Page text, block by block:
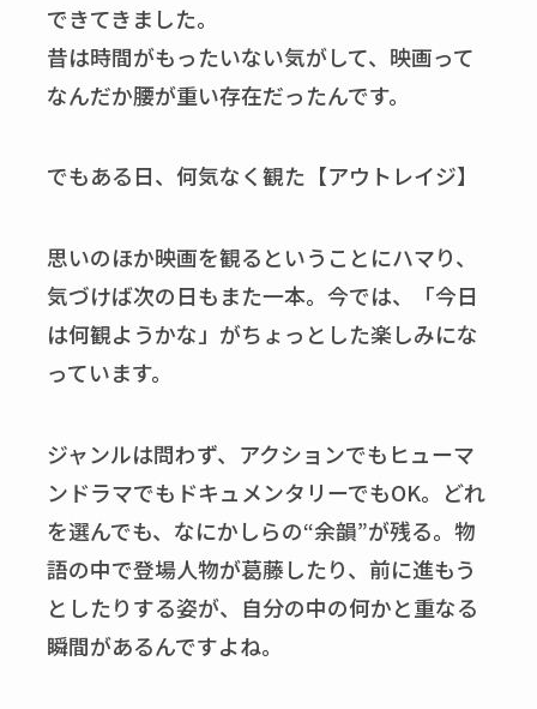
できてきました。
昔は時間がもったいない気がして、映画って
なんだか腰が重い存在だったんです。
でもある日、何気なく観た【アウトレイジ】
思いのほか映画を観るということにハマり、
気づけば次の日もまた一本。今では、「今日
は何観ようかな」がちょっとした楽しみにな
っています。
ジャンルは問わず、アクションでもヒューマ
ンドラマでもドキュメンタリーでもOK。どれ
を選んでも、なにかしらの“余韻”が残る。物
語の中で登場人物が葛藤したり、前に進もう
としたりする姿が、自分の中の何かと重なる
瞬間があるんですよね。